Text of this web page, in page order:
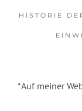
HISTORIE
*Auf meiner